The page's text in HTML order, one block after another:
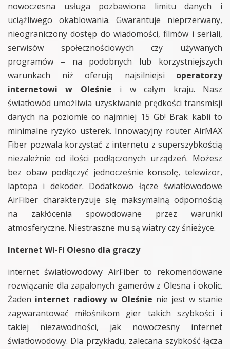
nowoczesna usługa pozbawiona limitu danych i
uciążliwego okablowania. Gwarantuje nieprzerwany,
nieograniczony dostęp do wiadomości, filmów i seriali,
serwisów społecznościowych czy używanych
programów – na podobnych lub korzystniejszych
warunkach niż oferują najsilniejsi operatorzy
internetowi w Oleśnie i w całym kraju. Nasz
światłowód umożliwia uzyskiwanie prędkości transmisji
danych na poziomie co najmniej 15 Gb! Brak kabli to
minimalne ryzyko usterek. Innowacyjny router AirMAX
Fiber pozwala korzystać z internetu z superszybkością
niezależnie od ilości podłączonych urządzeń. Możesz
bez obaw podłączyć jednocześnie konsolę, telewizor,
laptopa i dekoder. Dodatkowo łącze światłowodowe
AirFiber charakteryzuje się maksymalną odpornością
na zakłócenia spowodowane przez warunki
atmosferyczne. Niestraszne mu są wiatry czy śnieżyce.
Internet Wi-Fi Olesno dla graczy
internet światłowodowy AirFiber to rekomendowane
rozwiązanie dla zapalonych gamerów z Olesna i okolic.
Żaden internet radiowy w Oleśnie nie jest w stanie
zagwarantować miłośnikom gier takich szybkości i
takiej niezawodności, jak nowoczesny internet
światłowodowy. Dla przykładu, zalecana szybkość łącza